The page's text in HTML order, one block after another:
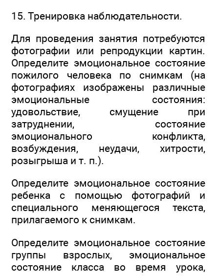
15. Тренировка наблюдательности.
Для проведения занятия потребуются
фотографии или репродукции картин.
Определите эмоциональное состояние
пожилого человека по снимкам (на
фотографиях изображены различные
эмоциональные состояния:
удовольствие, смущение при
затруднении, состояние
эмоционального конфликта,
возбуждения, неудачи, хитрости,
розыгрыша и т. п.).
Определите эмоциональное состояние
ребенка с помощью фотографий и
специального меняющегося текста,
прилагаемого к снимкам.
Определите эмоциональное состояние
группы взрослых, эмоциональное
состояние класса во время урока,